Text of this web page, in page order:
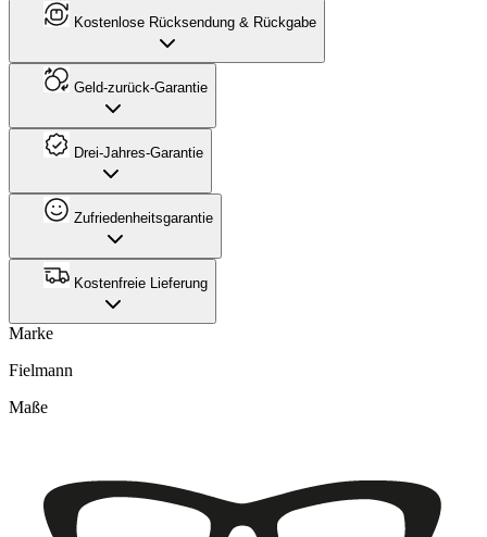
Kostenlose Rücksendung & Rückgabe
Geld-zurück-Garantie
Drei-Jahres-Garantie
Zufriedenheitsgarantie
Kostenfreie Lieferung
Marke
Fielmann
Maße